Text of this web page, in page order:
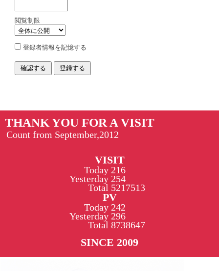
閲覧制限
登録者情報を記憶する
THANK YOU FOR A VISIT
Count from September,2012
VISIT
Today
Yesterday
Total
216
254
5217513
PV
Today
Yesterday
Total
242
296
8738647
SINCE 2009